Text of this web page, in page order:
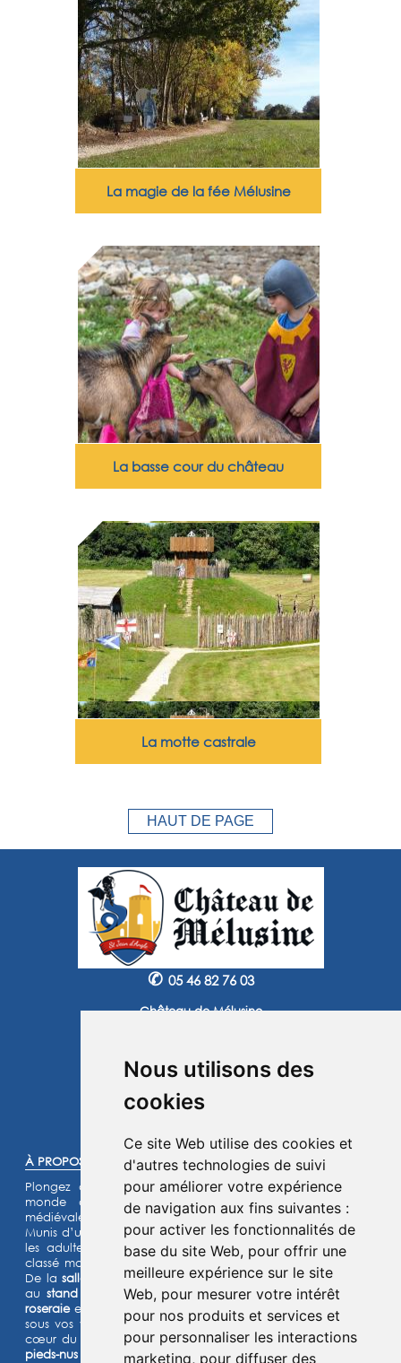
Nous utilisons des
cookies
Ce site Web utilise des cookies et
d'autres technologies de suivi
pour améliorer votre expérience
de navigation aux fins suivantes :
pour activer les fonctionnalités de
base du site Web, pour offrir une
meilleure expérience sur le site
Web, pour mesurer votre intérêt
pour nos produits et services et
pour personnaliser les interactions
marketing, pour diffuser des
La magie de la fée Mélusine
La basse cour du château
La motte castrale
HAUT DE PAGE
✆ 05 46 82 76 03
Château de Mélusine
Instagram Facebook
À PROPOS :
Plongez dans l'histoire et laissez-vous transporter dans un
monde de chevaliers, de princesses et de légendes
médiévales.
Munis d’un jeu d’énigmes pour les enfants et d’un quiz pour
les adultes, lancez- vous à l’assaut de notre château fort
classé monument historique et de son parc de 15 hectares.
De la salle de gardeauxremparts , desmachines de guerre
au stand d’archerie, en passant par lejardin médiéval
roseraieet les animaux de la basse-cour
l’Histoire prend vie
sous vos yeux dans cette aventure ludique et immersive au
cœur du Moyen Âge ! Deux parcours sensoriels (le chemin
pieds-nus et la forêt musicale ) et un grand labyrinthe de maïs